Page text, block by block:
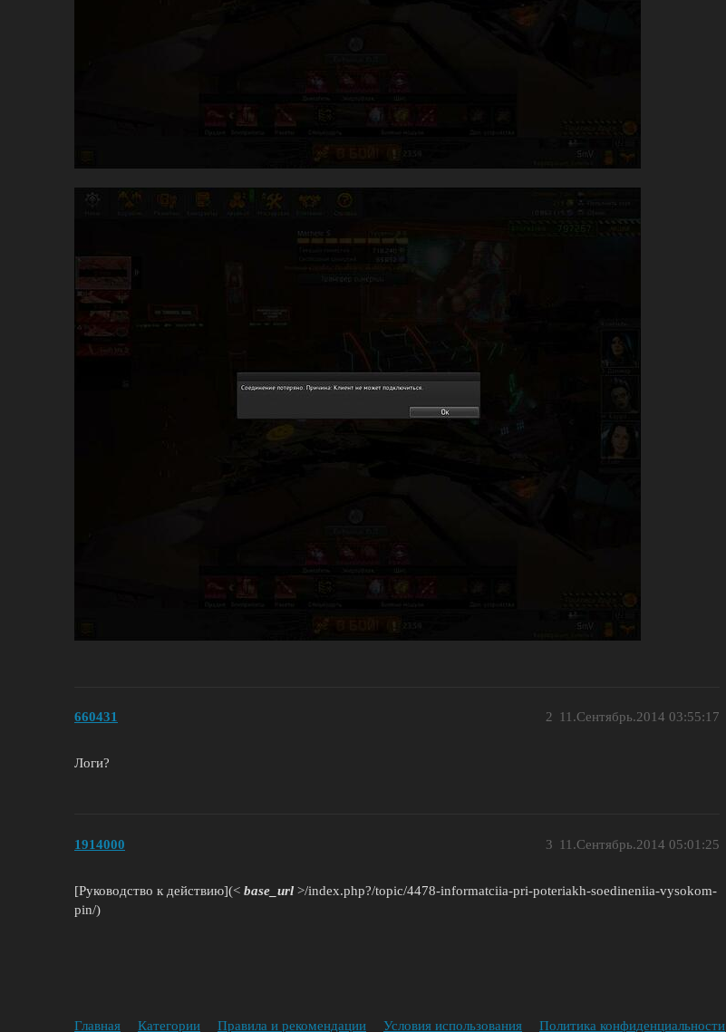
660431 11.Сентябрь.2014 03:55:17
2
Логи?
1914000 11.Сентябрь.2014 05:01:25
3
[Руководство к действию](< base_url >/index.php?/topic/4478-informatciia-pri-poteriakh-soedineniia-vysokom-
pin/)
Главная Категории Правила и рекомендации Условия использования Политика конфиденциальности